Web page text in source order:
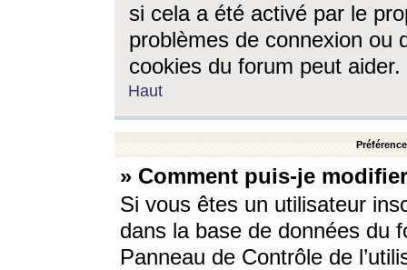
si cela a été activé par le
problèmes de connexion ou
cookies du forum peut aider.
Haut
» Comment puis-je
Si vous êtes un utilisateur
dans la base de données du
Panneau de Contrôle de